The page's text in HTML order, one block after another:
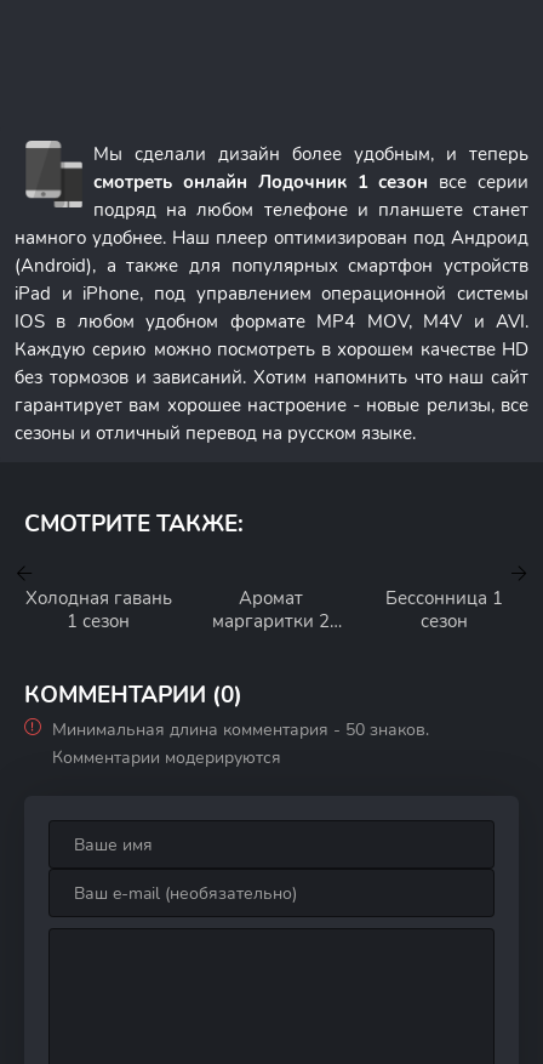
Мы сделали дизайн более удобным, и теперь
смотреть онлайн Лодочник 1 сезон все серии
подряд на любом телефоне и планшете станет
намного удобнее. Наш плеер оптимизирован под Андроид
(Android), а также для популярных смартфон устройств
iPad и iPhone, под управлением операционной системы
IOS в любом удобном формате MP4 MOV, M4V и AVI.
Каждую серию можно посмотреть в хорошем качестве HD
без тормозов и зависаний. Хотим напомнить что наш сайт
гарантирует вам хорошее настроение - новые релизы, все
сезоны и отличный перевод на русском языке.
СМОТРИТЕ ТАКЖЕ:
Холодная гавань
1 сезон
Аромат
маргаритки 2
Бессонница 1
сезон
КОММЕНТАРИИ (0)
Минимальная длина комментария - 50 знаков.
Комментарии модерируются